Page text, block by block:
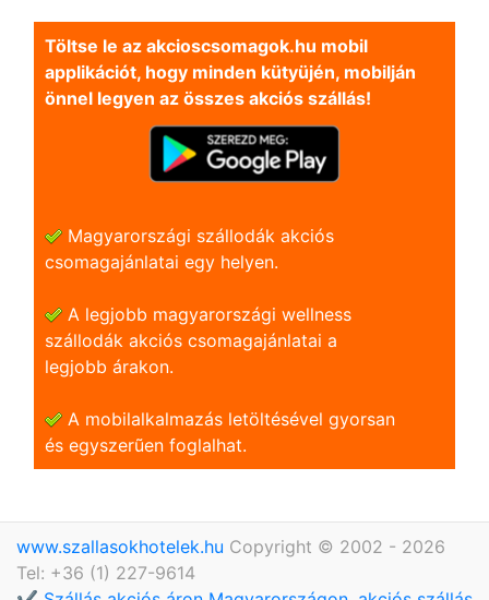
Töltse le az akcioscsomagok.hu mobil
applikációt, hogy minden kütyüjén, mobilján
önnel legyen az összes akciós szállás!
Magyarországi szállodák akciós
csomagajánlatai egy helyen.
A legjobb magyarországi wellness
szállodák akciós csomagajánlatai a
legjobb árakon.
A mobilalkalmazás letöltésével gyorsan
és egyszerũen foglalhat.
www.szallasokhotelek.hu Copyright © 2002 - 2026
Tel: +36 (1) 227-9614